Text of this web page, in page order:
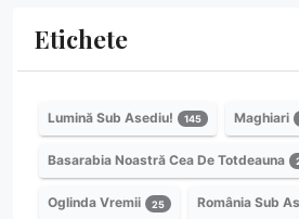
Etichete
Lumină Sub Asediu! 145 Maghiari
Basarabia Noastră Cea De Totdeauna
Oglinda Vremii 25 România Sub